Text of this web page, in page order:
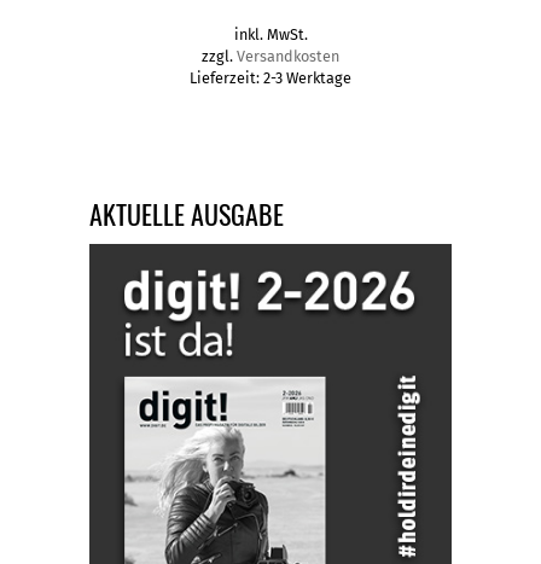
Produktseite
gewählt
werden
inkl. MwSt.
zzgl. Versandkosten
Lieferzeit: 2-3 Werktage
AKTUELLE AUSGABE